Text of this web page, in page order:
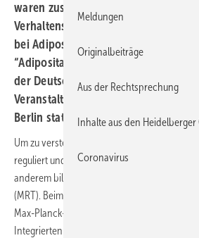
waren zusätzlich jene Hirnregionen
Verhaltenskontrolle wichtig sind. Die
bei Adipositas und Diabetes ist
“Adipositas — Gehirn — Sucht“ auf
der Deutschen Diabetes Gesellschaft
Veranstaltung findet vom 11. bis 12.
Berlin statt.
Um zu verstehen, wie das Gehirn Hunger-
reguliert und das Essverhalten steuert,
anderem bildgebende Verfahren wie die
(MRT). Beim Vergleich der Hirnstrukturen
Max-Planck-Instituts für Kognitions- und
Integrierten Forschungs- und
Meldungen
Originalbeiträge
Aus der Rechtsprechung
Inhalte aus den
Coronavirus